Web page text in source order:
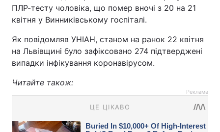
ПЛР-тесту чоловіка, що помер вночі з 20 на 21
квітня у Винниківському госпіталі.
Як повідомляв УНІАН, станом на ранок 22 квітня
на Львівщині було зафіксовано 274 підтверджені
випадки інфікування коронавірусом.
Читайте також:
Реклама